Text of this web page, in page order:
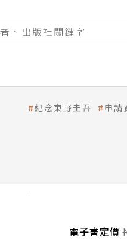
紀念東野圭吾 申請
電子書定價